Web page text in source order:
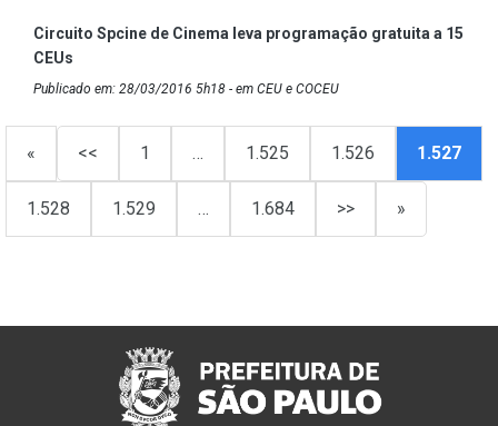
Circuito Spcine de Cinema leva programação gratuita a 15
CEUs
Publicado em: 28/03/2016 5h18 - em CEU e COCEU
« << 1 … 1.525 1.526 1.527
1.528 1.529 … 1.684 >> »